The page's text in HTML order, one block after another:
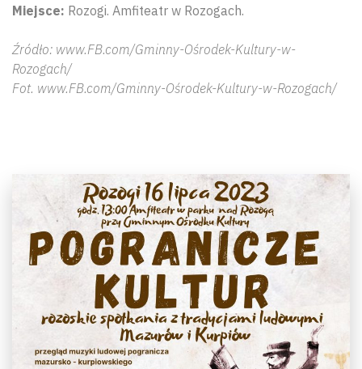
Miejsce: Rozogi. Amfiteatr w Rozogach.
Źródło: www.FB.com/Gminny-Ośrodek-Kultury-w-
Rozogach/
Fot. www.FB.com/Gminny-Ośrodek-Kultury-w-Rozogach/